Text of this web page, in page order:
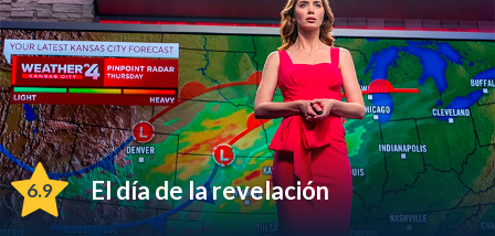
6.9 El día de la revelación